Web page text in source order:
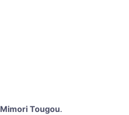
Mimori Tougou.